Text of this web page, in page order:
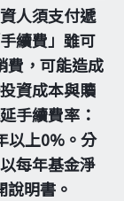
人須支付遞
續費」雖可
費，可能造成
資成本與贖
手續費率：
以上0%。分
每年基金淨
明書。